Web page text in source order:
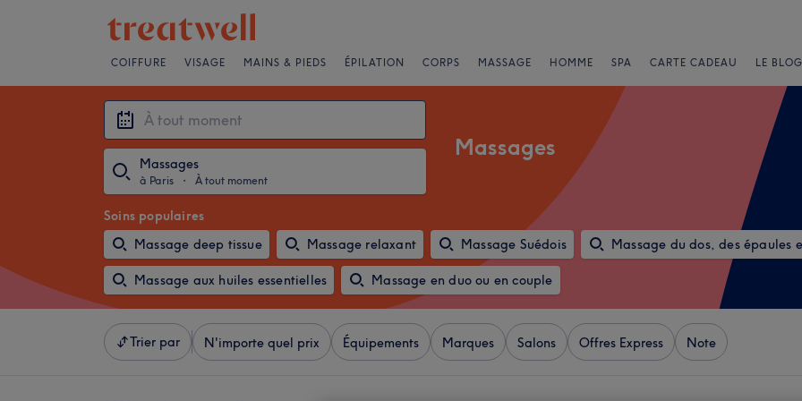
COIFFURE VISAGE MAINS & PIEDS ÉPILATION CORPS MASSAGE HOMME SPA CARTE CADEAU LE
Massages
à Paris ・ À tout moment
Massages
Soins populaires
Massage deep tissue
Massage relaxant Massage Suédois Massage du dos, des épaules
Massage aux huiles essentielles Massage en duo ou en couple
Trier par N'importe quel prix Équipements Marques Salons Offres Express Note